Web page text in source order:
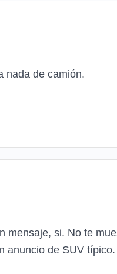
nada de camión.
mensaje, si. No te
anuncio de SUV típico.